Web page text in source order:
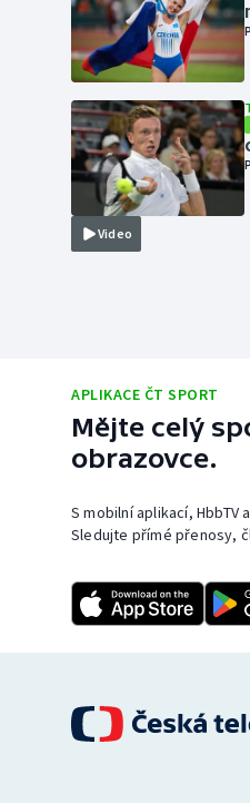
Video
APLIKACE ČT SPORT
Mějte celý
obrazovce.
S mobilní aplikací,
Sledujte přímé přenosy,